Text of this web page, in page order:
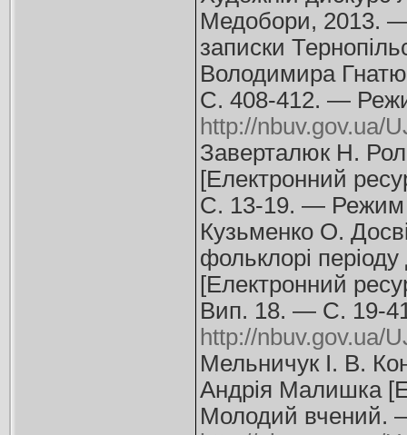
Медобори, 2013. —
записки
Володимира
С. 408-412. —
http://nbuv.gov.ua/
Заверталюк Н.
[Електронний
С. 13-19. — Режим
Кузьменко О.
фольклорі
[Електронний
Вип. 18. — С. 19-
http://nbuv.gov.ua/
Мельничук І. В.
Андрія Малишка
Молодий